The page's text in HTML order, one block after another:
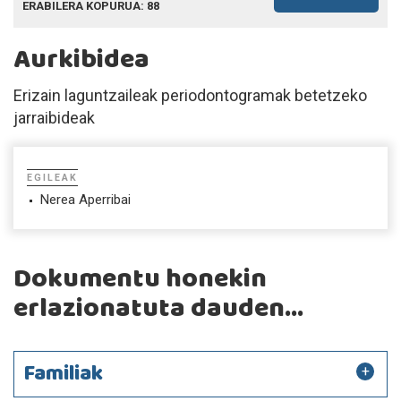
ERABILERA KOPURUA: 88
Aurkibidea
Erizain laguntzaileak periodontogramak betetzeko
jarraibideak
EGILEAK
Nerea Aperribai
Dokumentu honekin
erlazionatuta dauden...
Familiak